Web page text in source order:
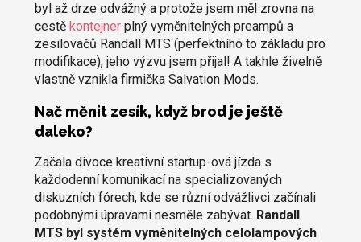
byl až drze odvážný a protože jsem měl zrovna na
cestě kontejnerplný vyměnitelných preampů a
zesilovačů Randall MTS (perfektního to základu pro
modifikace), jeho výzvu jsem přijal! A takhle živelně
vlastně vznikla firmička Salvation Mods.
Nač měnit zesík, když brod je ještě
daleko?
Začala divoce kreativní startup-ová jízda s
každodenní komunikací na specializovaných
diskuzních fórech, kde se různí odvážlivci začínali
podobnými úpravami nesměle zabývat. Randall
MTS byl systém vyměnitelných celolampových